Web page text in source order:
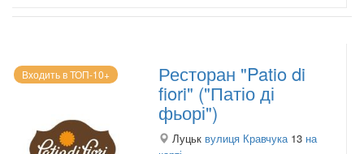
Входить в ТОП-10+ Ресторан "Patio di
fiori" ("Патіо ді
фьорі")
Луцьк вулиця Кравчука 13 на